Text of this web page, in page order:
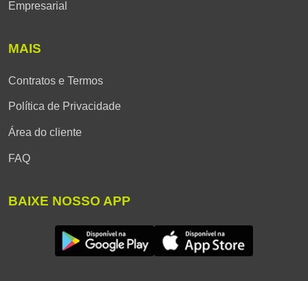
Empresarial
MAIS
Contratos e Termos
Política de Privacidade
Área do cliente
FAQ
BAIXE NOSSO APP